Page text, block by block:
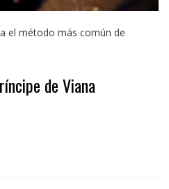
el método más común de
de Viana